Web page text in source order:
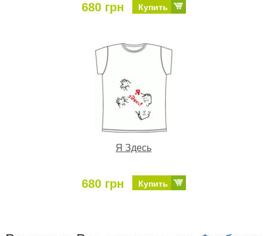
680 грн Купить
Я Здесь
680 грн Купить